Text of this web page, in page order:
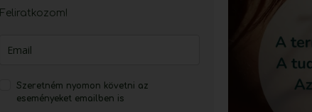
Feliratkozom!
Szeretném nyomon követni az
eseményeket emailben is